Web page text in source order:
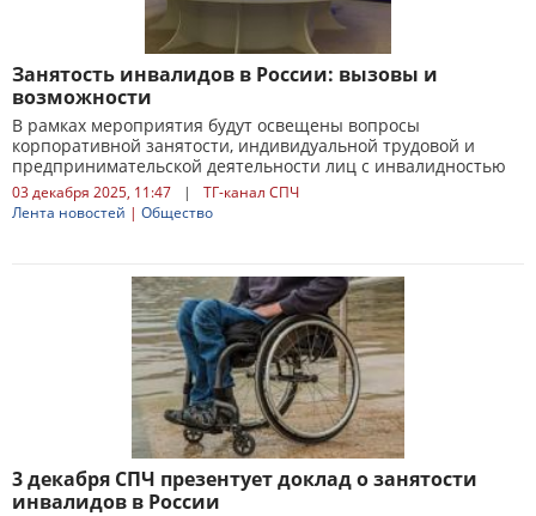
Занятость инвалидов в России: вызовы и
возможности
В рамках мероприятия будут освещены вопросы
корпоративной занятости, индивидуальной трудовой и
предпринимательской деятельности лиц с инвалидностью
03 декабря 2025, 11:47 |
ТГ-канал СПЧ
Лента новостей | Общество
3 декабря СПЧ презентует доклад о занятости
инвалидов в России